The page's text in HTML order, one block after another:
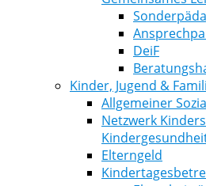
DeiF
Kinder, Jugend &
Allgemeiner
Netzwerk
Elterngeld